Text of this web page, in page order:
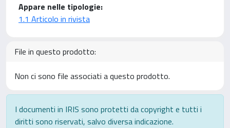
Appare nelle tipologie:
1.1 Articolo in rivista
File in questo prodotto:
Non ci sono file associati a questo prodotto.
I documenti in IRIS sono protetti da copyright e tutti i
diritti sono riservati, salvo diversa indicazione.